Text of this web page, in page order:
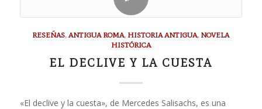
RESEÑAS,ANTIGUA ROMA, HISTORIA ANTIGUA, NOVELA
HISTÓRICA
EL DECLIVE Y LA CUESTA
«El declive y la cuesta», de Mercedes Salisachs, es una